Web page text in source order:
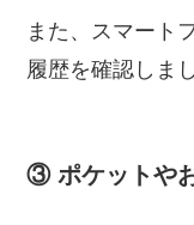
また、スマート
履歴を確認しま
③ ポケットや